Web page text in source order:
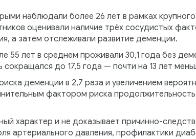
наблюдали более 26 лет в рамках крупного
оценивали наличие трёх сосудистых
а затем отслеживали развитие деменции.
55 лет в среднем проживали 30,1 года без
до 17,5 года — почти на 13 лет
деменции в 2,7 раза и увеличением
фактором риска
характер и не доказывает причинно-
артериального давления, профилактики